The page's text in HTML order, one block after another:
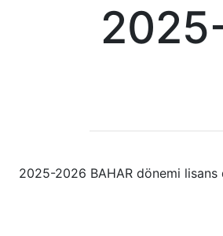
2025-2026 BAHAR dönemi lisans